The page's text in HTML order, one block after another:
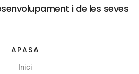
i de les seves
APASA
Inici